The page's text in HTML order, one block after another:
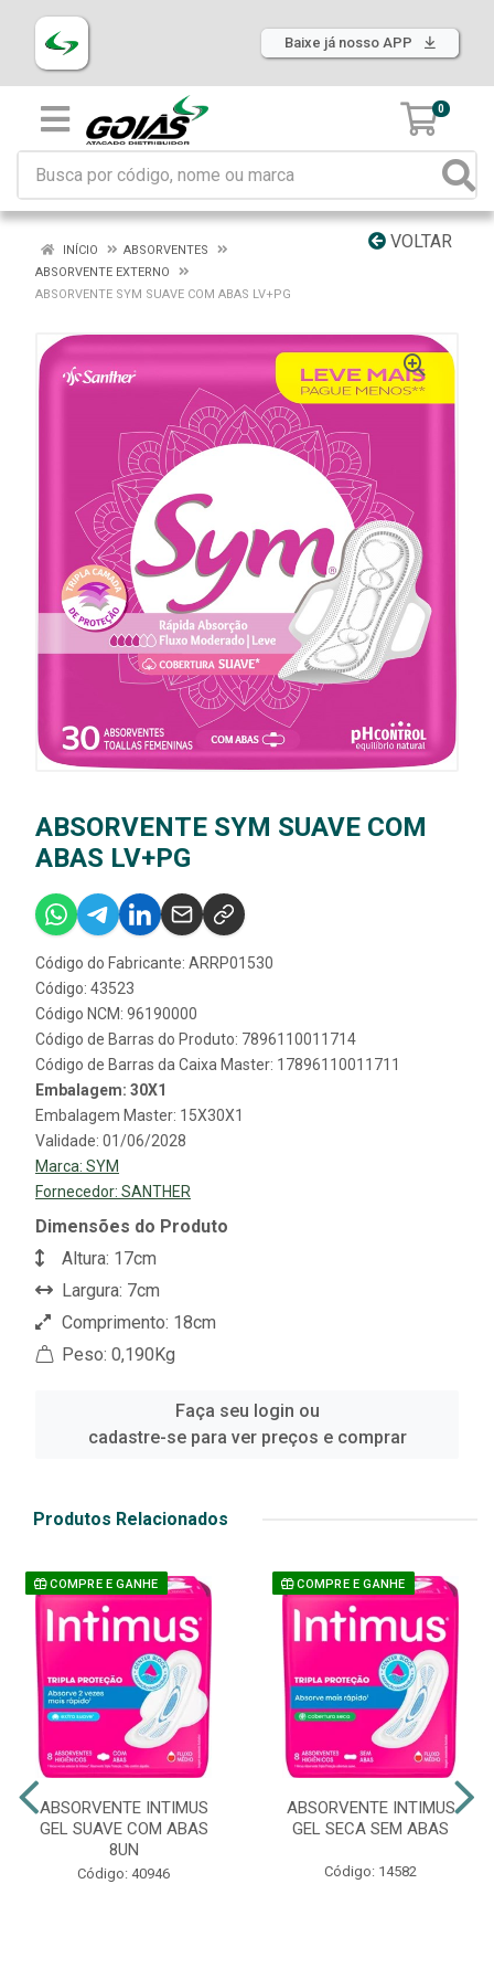
Baixe já nosso APP
0
VOLTAR
INÍCIO
ABSORVENTES
ABSORVENTE EXTERNO
ABSORVENTE SYM SUAVE COM ABAS LV+PG
ABSORVENTE SYM SUAVE COM
ABAS LV+PG
Código do Fabricante: ARRP01530
Código: 43523
Código NCM: 96190000
Código de Barras do Produto: 7896110011714
Código de Barras da Caixa Master: 17896110011711
Embalagem: 30X1
Embalagem Master: 15X30X1
Validade: 01/06/2028
Marca: SYM
Fornecedor: SANTHER
Dimensões do Produto
Altura: 17cm
Largura: 7cm
Comprimento: 18cm
Peso: 0,190Kg
Faça seu login ou
cadastre-se para ver preços e comprar
Produtos Relacionados
COMPRE E GANHE
ABSORVENTE INTIMUS
GEL SUAVE COM ABAS
8UN
Código: 40946
COMPRE E GANHE
ABSORVENTE INTIMUS
GEL SECA SEM ABAS
Código: 14582